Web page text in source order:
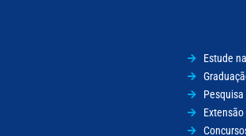
Estude
Extensão